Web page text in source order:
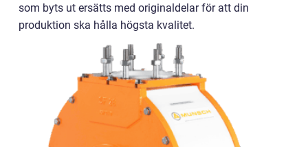
som byts ut ersätts med originaldelar för att din
produktion ska hålla högsta kvalitet.